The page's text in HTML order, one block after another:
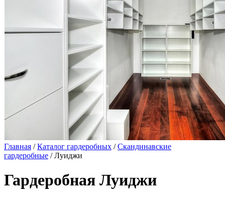
Главная /Каталог гардеробных /Скандинавские
гардеробные / Луиджи
Гардеробная Луиджи